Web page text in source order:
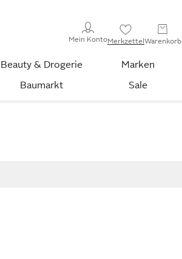
Mein KontoMerkzettelWarenkorb
Beauty & Drogerie
Marken
Baumarkt Sale